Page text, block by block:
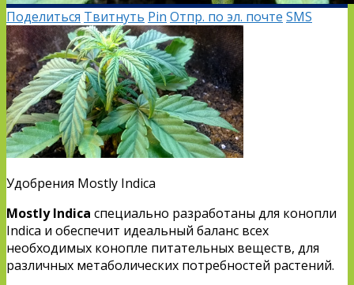
Поделиться Твитнуть Pin Отпр. по эл. почте SMS
Удобрения Mostly Indica
Mostly Indica специально разработаны для конопли
Indica и обеспечит идеальный баланс всех
необходимых конопле питательных веществ, для
различных метаболических потребностей растений.